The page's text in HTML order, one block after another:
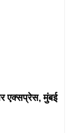
एक्सप्रेस, मुंबई